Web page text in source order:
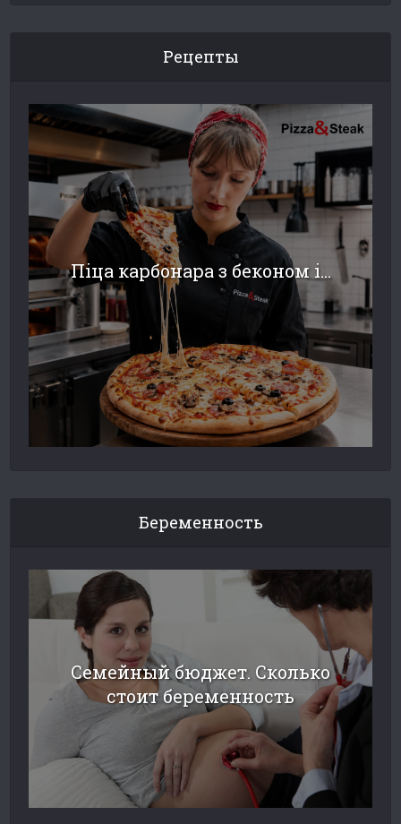
Рецепты
Піца карбонара з беконом і...
Беременность
Семейный бюджет. Сколько
стоит беременность